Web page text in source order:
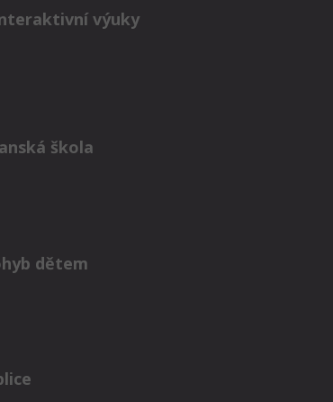
výuky
škola
dětem